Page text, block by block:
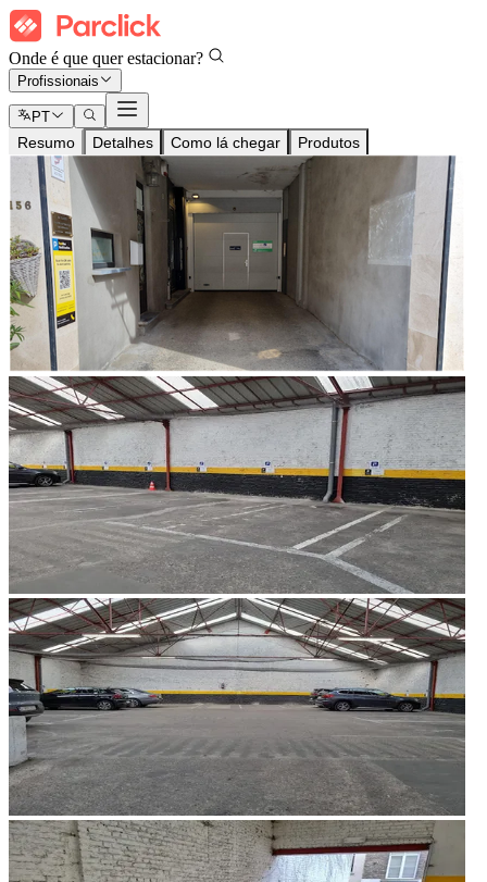
Onde é que quer estacionar?
Profissionais
PT
Resumo Detalhes Como lá chegar Produtos